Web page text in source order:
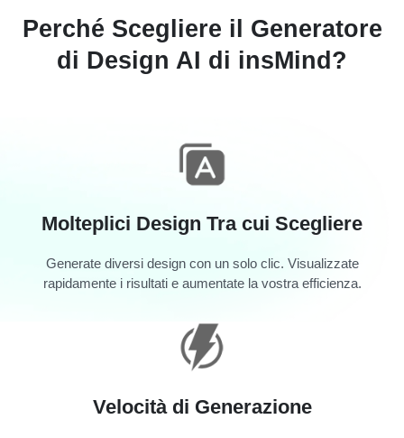
Perché Scegliere il Generatore
di Design AI di insMind?
Molteplici Design Tra cui Scegliere
Generate diversi design con un solo clic. Visualizzate
rapidamente i risultati e aumentate la vostra efficienza.
Velocità di Generazione